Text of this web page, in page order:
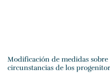
Modificación de medidas
circunstancias de los